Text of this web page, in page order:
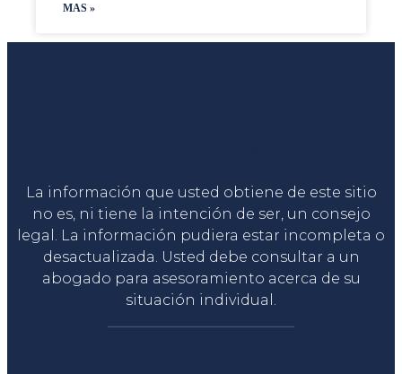
MAS »
La información que usted obtiene de este sitio
no es, ni tiene la intención de ser, un consejo
legal. La información pudiera estar incompleta o
desactualizada. Usted debe consultar a un
abogado para asesoramiento acerca de su
situación individual.